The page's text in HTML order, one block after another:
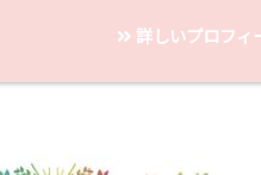
詳しいプロフィ